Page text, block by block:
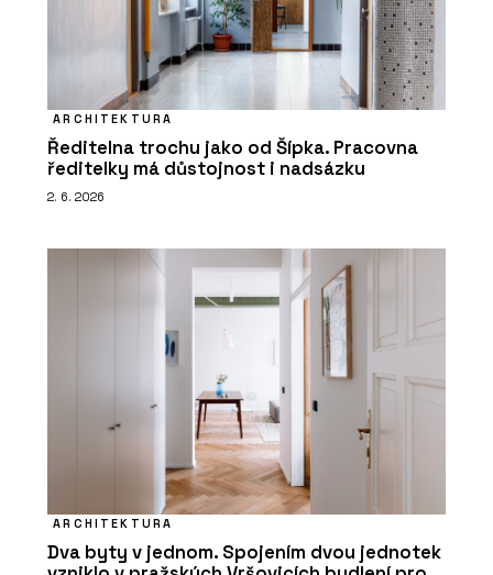
ARCHITEKTURA
Ředitelna trochu jako od Šípka. Pracovna
ředitelky má důstojnost i nadsázku
2. 6. 2026
ARCHITEKTURA
Dva byty v jednom. Spojením dvou jednotek